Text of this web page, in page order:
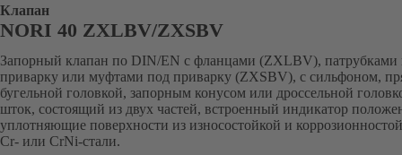
Клапан
NORI 40 ZXLBV/ZXSBV
Запорный клапан по DIN/EN с фланцами (ZXLBV), патрубками
приварку или муфтами под приварку (ZXSBV), с сильфоном,
бугельной головкой, запорным конусом или дроссельной
шток, состоящий из двух частей, встроенный индикатор
уплотняющие поверхности из износостойкой и
Cr- или CrNi-стали.